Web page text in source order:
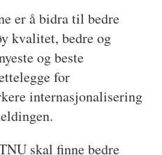
er å bidra til bedre
kvalitet, bedre og
og beste
for
internasjonalisering
skal finne bedre